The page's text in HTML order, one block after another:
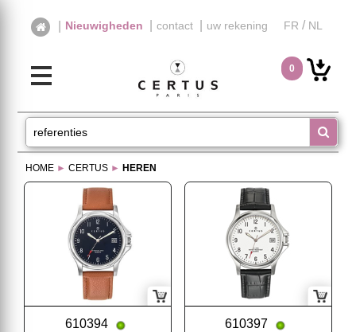
Nieuwigheden contact uw rekening FR / NL
0
HOME ► CERTUS ► HEREN
610394
610397